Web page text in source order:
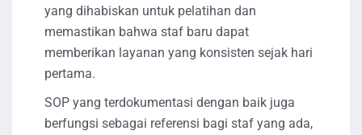
yang dihabiskan untuk pelatihan dan
memastikan bahwa staf baru dapat
memberikan layanan yang konsisten sejak hari
pertama.
SOP yang terdokumentasi dengan baik juga
berfungsi sebagai referensi bagi staf yang ada,